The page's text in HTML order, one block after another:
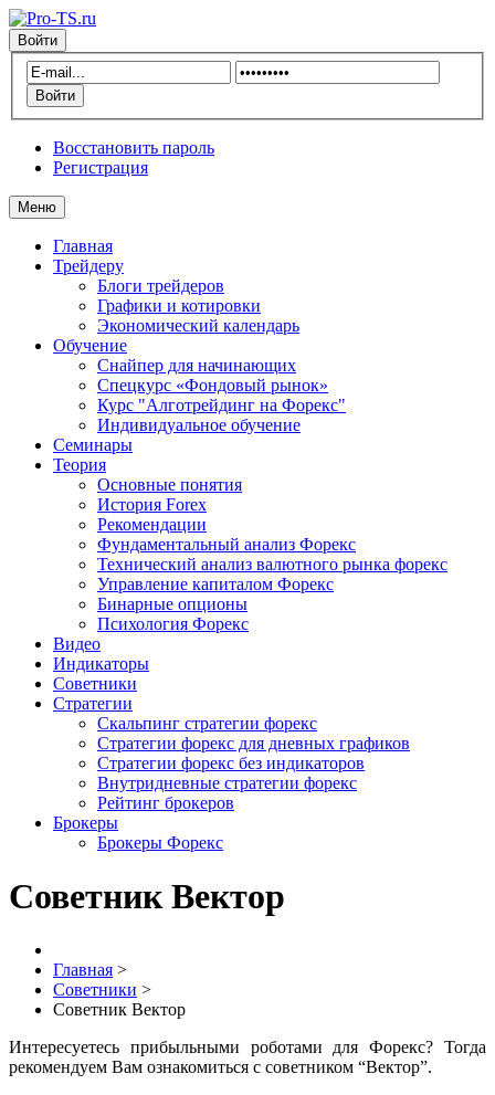
Войти
Восстановить пароль
Регистрация
Меню
Главная
Трейдеру
Блоги трейдеров
Графики и котировки
Экономический календарь
Обучение
Снайпер для начинающих
Спецкурс «Фондовый рынок»
Курс "Алготрейдинг на Форекс"
Индивидуальное обучение
Семинары
Теория
Основные понятия
История Forex
Рекомендации
Фундаментальный анализ Форекс
Технический анализ валютного рынка форекс
Управление капиталом Форекс
Бинарные опционы
Психология Форекс
Видео
Индикаторы
Советники
Стратегии
Скальпинг стратегии форекс
Стратегии форекс для дневных графиков
Стратегии форекс без индикаторов
Внутридневные стратегии форекс
Рейтинг брокеров
Брокеры
Брокеры Форекс
Советник Вектор
Главная >
Советники >
Советник Вектор
Интересуетесь прибыльными роботами для Форекс? Тогда
рекомендуем Вам ознакомиться с советником “Вектор”.